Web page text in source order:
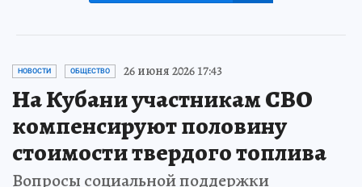
НОВОСТИ ОБЩЕСТВО 26 июня 2026 17:43
На Кубани участникам СВО
компенсируют половину
стоимости твердого топлива
Вопросы социальной поддержки